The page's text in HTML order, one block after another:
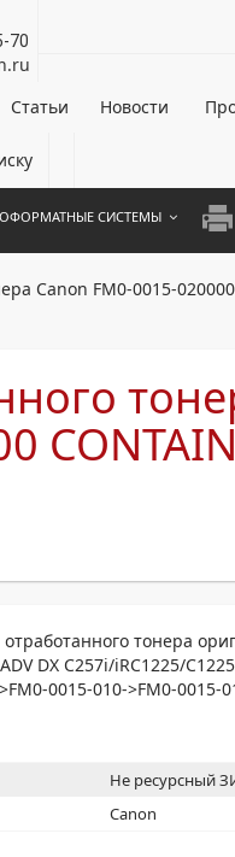
70
Статьи Новости
списку
СИСТЕМЫ
А4
Canon FM0-0015-020000
отработанного тонера
DX C257i/iRC1225/
0015-010->FM0-0015-
Не ресурсный
Canon